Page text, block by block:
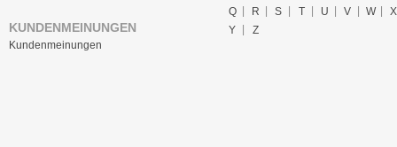
KUNDENMEINUNGEN
Kundenmeinungen
Q
R S T U V W
X
Y
Z